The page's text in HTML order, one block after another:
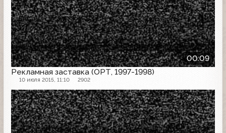
00:09
Рекламная заставка (ОРТ, 1997-1998)
10 июля 2015, 11:10 2902
Рекламная заставка